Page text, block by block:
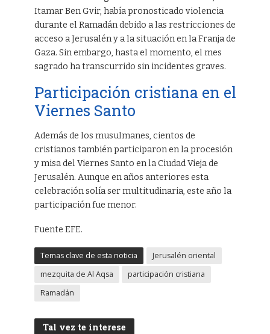
Itamar Ben Gvir, había pronosticado violencia
durante el Ramadán debido a las restricciones de
acceso a Jerusalén y a la situación en la Franja de
Gaza. Sin embargo, hasta el momento, el mes
sagrado ha transcurrido sin incidentes graves.
Participación cristiana en el
Viernes Santo
Además de los musulmanes, cientos de
cristianos también participaron en la procesión
y misa del Viernes Santo en la Ciudad Vieja de
Jerusalén. Aunque en años anteriores esta
celebración solía ser multitudinaria, este año la
participación fue menor.
Fuente EFE.
Temas clave de esta noticia
Jerusalén oriental
mezquita de Al Aqsa
participación cristiana
Ramadán
Tal vez te interese